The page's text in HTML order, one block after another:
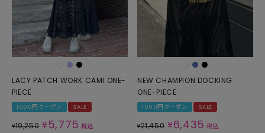
LACY PATCH WORK CAMI ONE-
PIECE
1000円クーポン SALE
¥19,250 ¥ 5,775 税込
NEW CHAMPION DOCKING
ONE-PIECE
1000円クーポン SALE
¥21,450 ¥6,435 税込